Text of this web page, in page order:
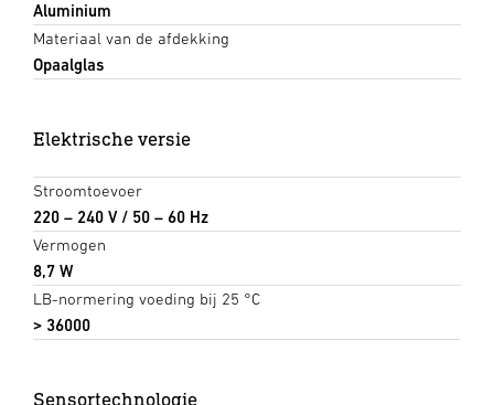
Aluminium
Materiaal van de afdekking
Opaalglas
Elektrische versie
Stroomtoevoer
220 – 240 V / 50 – 60 Hz
Vermogen
8,7 W
LB-normering voeding bij 25 °C
> 36000
Sensortechnologie